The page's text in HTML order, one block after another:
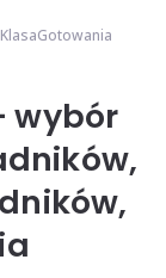
KlasaGotowania
wybór